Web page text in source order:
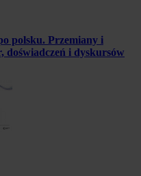
polsku. Przemiany i
doświadczeń i dyskursów